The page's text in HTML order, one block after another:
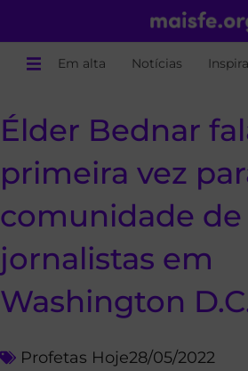
Em alta Notícias
Élder Bednar
primeira vez
comunidade de
jornalistas em
Washington
Profetas Hoje28/05/2022